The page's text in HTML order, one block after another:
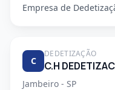
Empresa de
C
DEDETIZAÇÃO
Jambeiro - SP